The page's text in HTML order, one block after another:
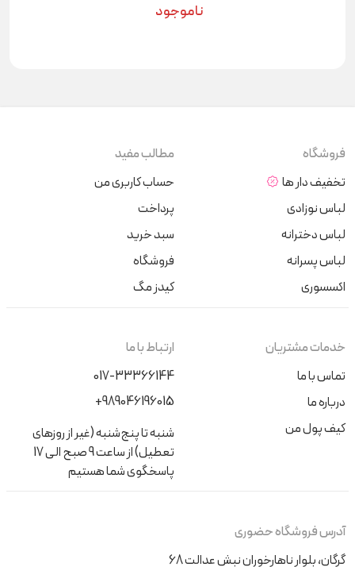
ناموجود
فروشگاه
تخفیف دار ها
لباس نوزادی
لباس دخترانه
لباس پسرانه
اکسسوری
مطالب مفید
حساب کاربری من
پرداخت
سبد خرید
فروشگاه
کیدز مگ
خدمات مشتریان
تماس با ما
درباره ما
کیف پول من
ارتباط با ما
017-33366144
+989046196015
شنبه تا پنج‌شنبه (غیر از روزهای
تعطیل) از ساعت 9 صبح الی 17
پاسخگوی شما هستیم
آدرس فروشگاه حضوری
گرگان، بلوار ناهارخوران نبش عدالت 68